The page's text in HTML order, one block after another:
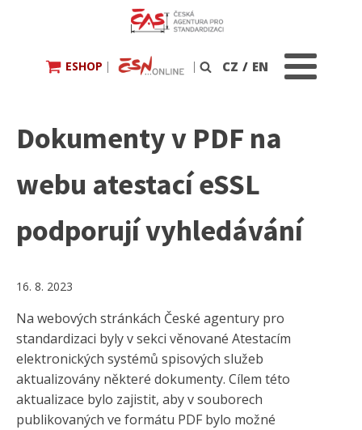
ESHOP | | Vyhledávání
CZ / EN
Dokumenty v PDF na
webu atestací eSSL
podporují vyhledávání
16. 8. 2023
Na webových stránkách České agentury pro
standardizaci byly v sekci věnované Atestacím
elektronických systémů spisových služeb
aktualizovány některé dokumenty. Cílem této
aktualizace bylo zajistit, aby v souborech
publikovaných ve formátu PDF bylo možné